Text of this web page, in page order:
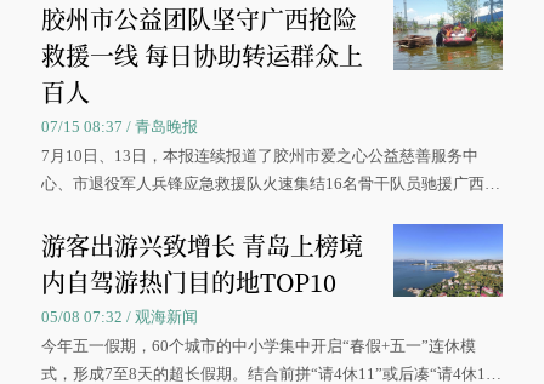
胶州市公益团队坚守广西抢险
救援一线 每日协助转运群众上
百人
07/15 08:37 / 青岛晚报
7月10日、13日，本报连续报道了胶州市爱之心公益慈善服务中
心、市退役军人兵锋应急救援队火速集结16名骨干队员驰援广西灾
游客出游兴致增长 青岛上榜境
内自驾游热门目的地TOP10
05/08 07:32 / 观海新闻
今年五一假期，60个城市的中小学集中开启“春假+五一”连休模
式，形成7至8天的超长假期。结合前拼“请4休11”或后凑“请4休1